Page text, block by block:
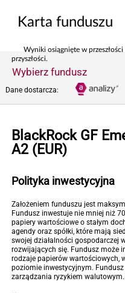
Karta funduszu
Wyniki osiągnięte w
przyszłości.
Wybierz fundusz
Dane dostarcza:
BlackRock GF
A2 (EUR)
Polityka inwestycyjna
Założeniem funduszu jest
Fundusz inwestuje nie mniej niż
papiery wartościowe o stałym
agendy oraz spółki, które mają
swojej działalności gospodarczej
rozwijających się. Fundusz może
rodzaje papierów wartościowych,
poziomie inwestycyjnym.
zarządzania ryzykiem walutowym.